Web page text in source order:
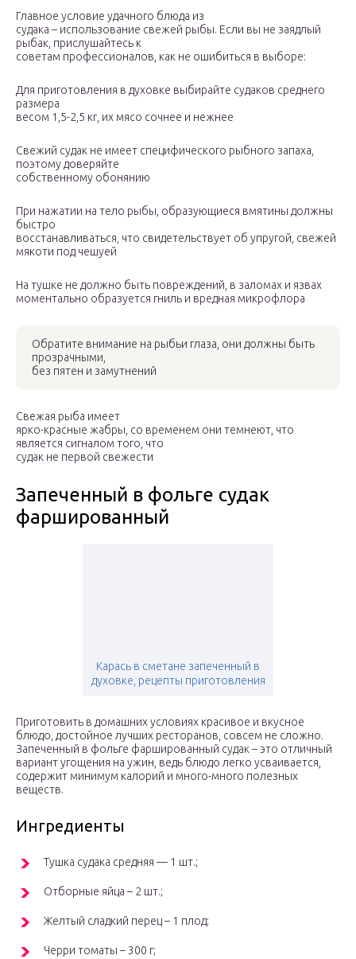
Главное условие удачного блюда из
судака – использование свежей рыбы. Если вы не заядлый
рыбак, прислушайтесь к
советам профессионалов, как не ошибиться в выборе:
Для приготовления в духовке выбирайте судаков среднего
размера
весом 1,5-2,5 кг, их мясо сочнее и нежнее
Свежий судак не имеет специфического рыбного запаха,
поэтому доверяйте
собственному обонянию
При нажатии на тело рыбы, образующиеся вмятины должны
быстро
восстанавливаться, что свидетельствует об упругой, свежей
мякоти под чешуей
На тушке не должно быть повреждений, в заломах и язвах
моментально образуется гниль и вредная микрофлора
Обратите внимание на рыбьи глаза, они должны быть
прозрачными,
без пятен и замутнений
Свежая рыба имеет
ярко-красные жабры, со временем они темнеют, что
является сигналом того, что
судак не первой свежести
Запеченный в фольге судак
фаршированный
Карась в сметане запеченный в
духовке, рецепты приготовления
Приготовить в домашних условиях красивое и вкусное
блюдо, достойное лучших ресторанов, совсем не сложно.
Запеченный в фольге фаршированный судак – это отличный
вариант угощения на ужин, ведь блюдо легко усваивается,
содержит минимум калорий и много-много полезных
веществ.
Ингредиенты
Тушка судака средняя — 1 шт.;
Отборные яйца – 2 шт.;
Желтый сладкий перец – 1 плод;
Черри томаты – 300 г;